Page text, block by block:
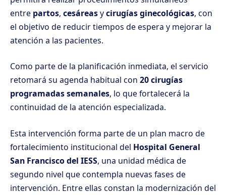
entre partos, cesáreasycirugías ginecológicas, con
el objetivo de reducir tiempos de espera y mejorar la
atención a las pacientes.
Como parte de la planificación inmediata, el servicio
retomará su agenda habitual con 20 cirugías
programadas semanales, lo que fortalecerá la
continuidad de la atención especializada.
Esta intervención forma parte de un plan macro de
fortalecimiento institucional del Hospital General
San Francisco del IESS, una unidad médica de
segundo nivel que contempla nuevas fases de
intervención. Entre ellas constan la modernización del